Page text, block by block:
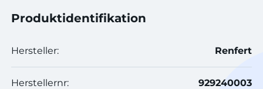
Produktidentifikation
Hersteller: Renfert
Herstellernr: 929240003